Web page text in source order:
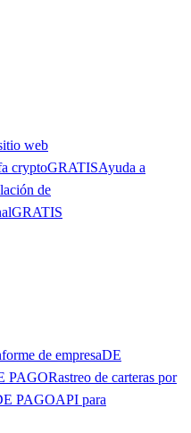
web
cryptoGRATISAyuda a
de
GRATIS
de empresaDE
PAGORastreo de carteras por
PAGOAPI para